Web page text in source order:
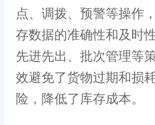
点、调拨、预警等操作
存数据的准确性和及时
先进先出、批次管理等
效避免了货物过期和损
险，降低了库存成本。